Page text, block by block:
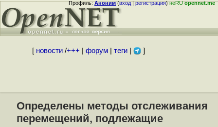
Профиль:Аноним(вход|регистрация)неRUopennet.me
[ новости/+++ форум| теги| ]
Определены методы отслеживания
перемещений, подлежащие